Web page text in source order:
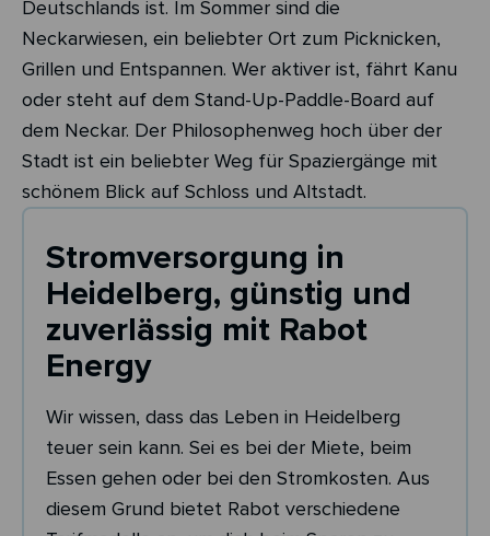
Deutschlands ist. Im Sommer sind die
Neckarwiesen, ein beliebter Ort zum Picknicken,
Grillen und Entspannen. Wer aktiver ist, fährt Kanu
oder steht auf dem Stand-Up-Paddle-Board auf
dem Neckar. Der Philosophenweg hoch über der
Stadt ist ein beliebter Weg für Spaziergänge mit
schönem Blick auf Schloss und Altstadt.
Stromversorgung in
Heidelberg, günstig und
zuverlässig mit Rabot
Energy
Wir wissen, dass das Leben in Heidelberg
teuer sein kann. Sei es bei der Miete, beim
Essen gehen oder bei den Stromkosten. Aus
diesem Grund bietet Rabot verschiedene